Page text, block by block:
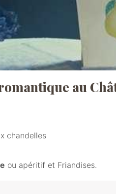
au
chandelles
ou apéritif et Friandises.